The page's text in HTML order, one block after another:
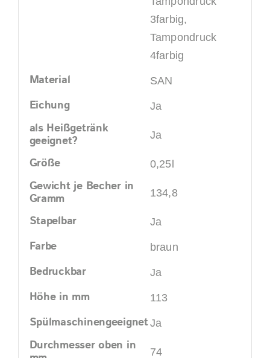
3farbig,
Tampondruck
4farbig
Material SAN
Eichung Ja
als Heißgetränk
geeignet?
Ja
Größe 0,25l
Gewicht je Becher in
Gramm
134,8
Stapelbar Ja
Farbe braun
Bedruckbar Ja
Höhe in mm 113
SpülmaschinengeeignetJa
Durchmesser oben in
74